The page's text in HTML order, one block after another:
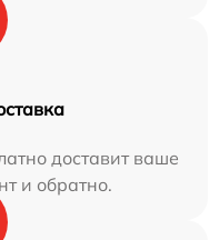
доставит ваше
и обратно.